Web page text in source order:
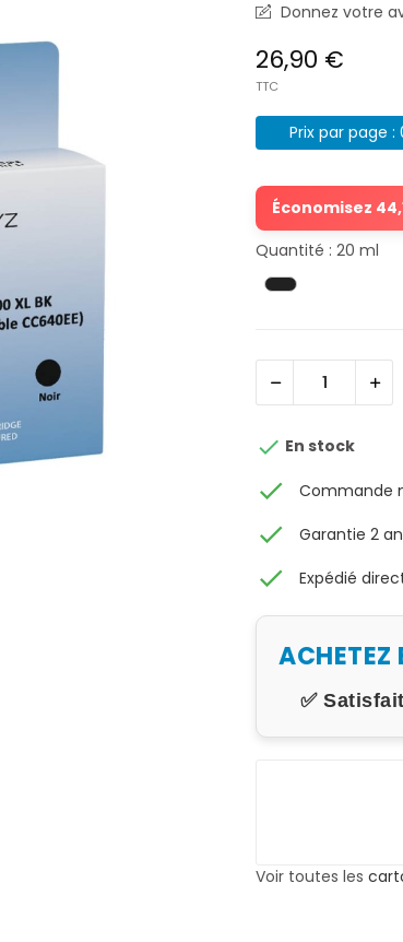
Donnez votre
26,90 €
TTC
Prix par page
Économisez
Quantité : 20 ml
 En stock
check Commande
check Garantie 2
check Expédié
ACHETEZ
✅
Voir toutes les